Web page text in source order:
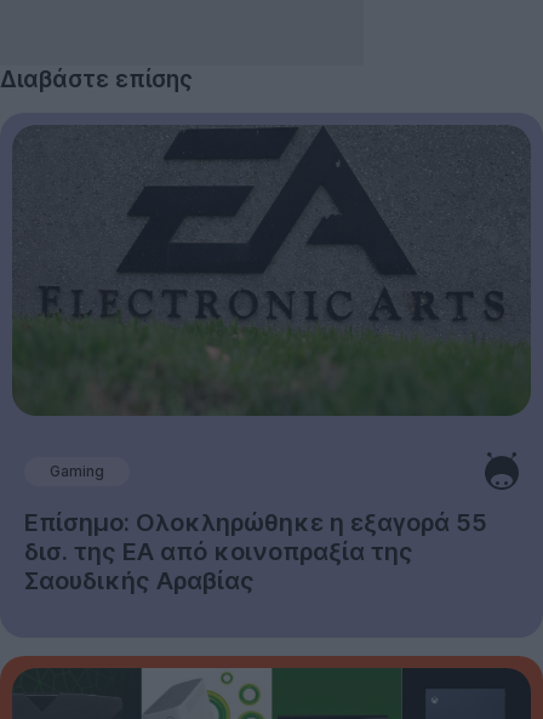
Διαβάστε επίσης
Gaming
Επίσημο: Ολοκληρώθηκε η εξαγορά 55
δισ. της EA από κοινοπραξία της
Σαουδικής Αραβίας